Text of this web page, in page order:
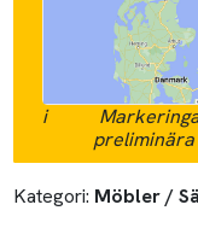
i
Kategori: Möbler /